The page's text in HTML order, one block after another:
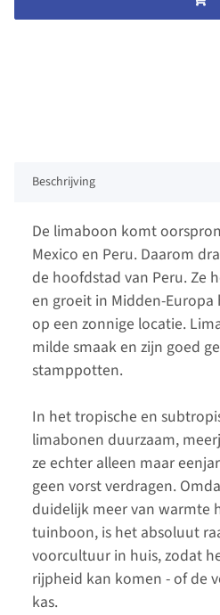
Beschrijving
De limaboon komt
Mexico en Peru. Daarom
de hoofdstad van Peru. Ze
en groeit in Midden-
op een zonnige locatie.
milde smaak en zijn goed
stamppotten.
In het tropische en
limabonen duurzaam,
ze echter alleen maar
geen vorst verdragen.
duidelijk meer van warmte
tuinboon, is het absoluut
voorcultuur in huis, zodat
rijpheid kan komen - of de
kas.